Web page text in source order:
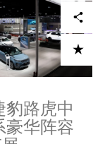
SPAIN (ESPAÑOL)
ITALY (ITALIANO)
ADD TO CART
X LinkedIn Share
路虎中
豪华阵容